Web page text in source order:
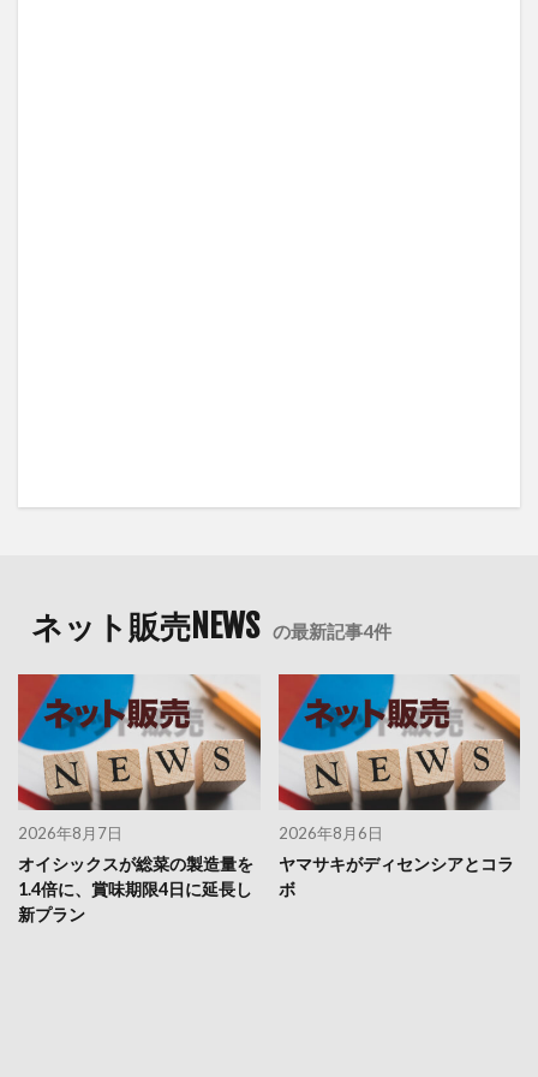
ネット販売NEWS の最新記事4件
2026年8月7日
オイシックスが総菜の製造量を
1.4倍に、賞味期限4日に延長し
新プラン
2026年8月6日
ヤマサキがディセンシアとコラ
ボ